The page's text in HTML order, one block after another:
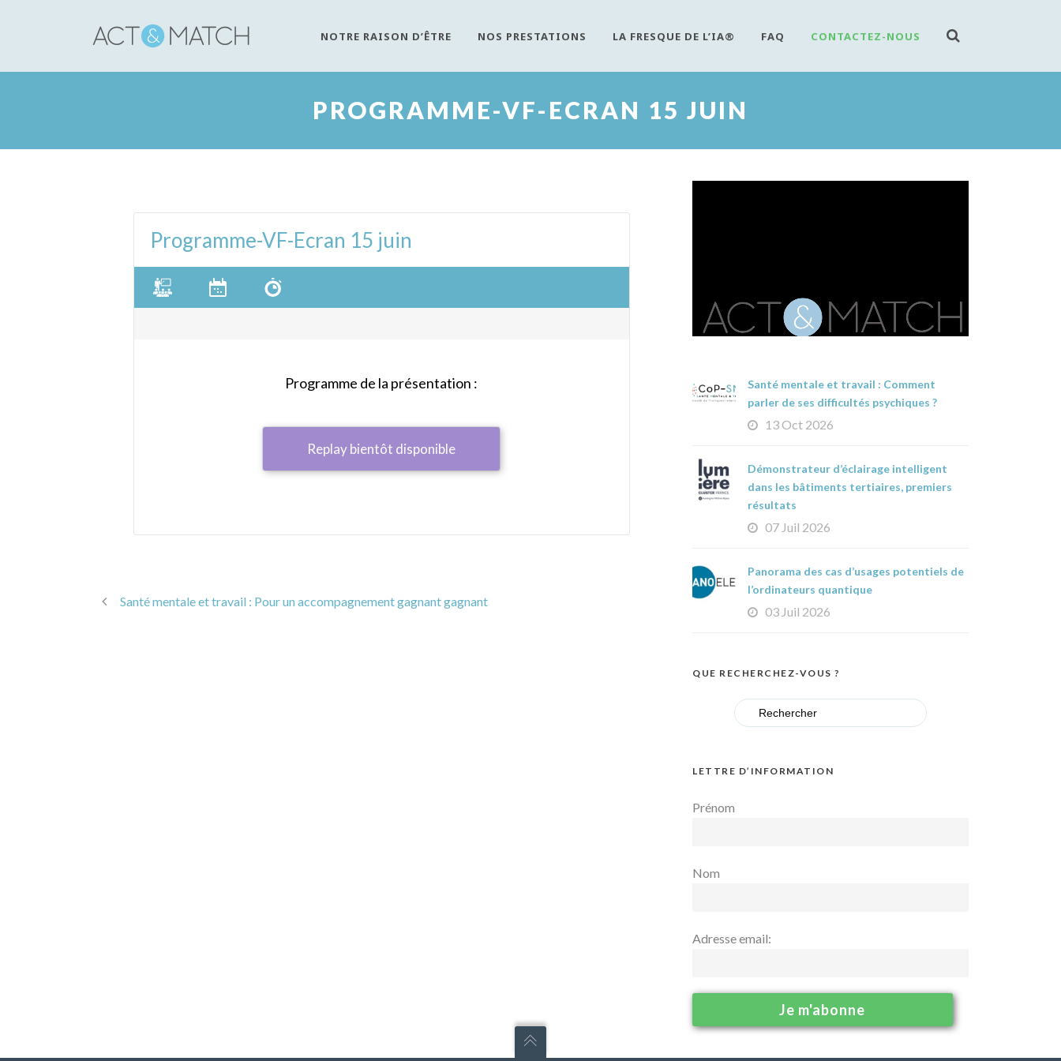
NOTRE RAISON D’ÊTRE NOS PRESTATIONS LA FRESQUE DE L’IA® FAQ CONTACTEZ-NOUS
PROGRAMME-VF-ECRAN 15 JUIN
Programme-VF-Ecran 15 juin
Programme de la présentation :
Replay bientôt disponible
Santé mentale et travail : Pour un accompagnement gagnant gagnant
Santé mentale et travail : Comment
parler de ses difficultés psychiques ?
13 Oct 2026
Démonstrateur d’éclairage intelligent
dans les bâtiments tertiaires, premiers
résultats
07 Juil 2026
Panorama des cas d’usages potentiels de
l’ordinateurs quantique
03 Juil 2026
QUE RECHERCHEZ-VOUS ?
Search
for:
LETTRE D’INFORMATION
Prénom
Nom
Adresse email: